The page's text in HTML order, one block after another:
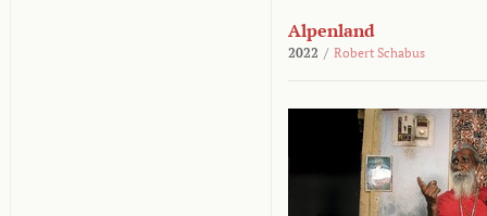
Alpenland
2022 / Robert Schabus